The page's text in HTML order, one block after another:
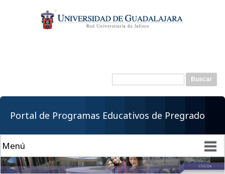
contenido
principal
Formulario de
Buscar
Portal de Programas Educativos de Pregrado